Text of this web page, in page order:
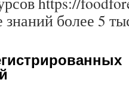
знаний более 5